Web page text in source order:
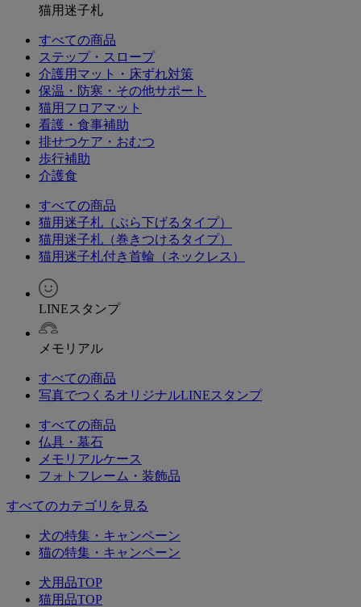
猫用迷子札
すべての商品
ステップ・スロープ
介護用マット・床ずれ対策
保温・防寒・その他サポート
猫用フロアマット
看護・食事補助
排せつケア・おむつ
歩行補助
介護食
すべての商品
猫用迷子札（ぶら下げるタイプ）
猫用迷子札（巻きつけるタイプ）
猫用迷子札付き首輪（ネックレス）
LINEスタンプ
メモリアル
すべての商品
写真でつくるオリジナルLINEスタンプ
すべての商品
仏具・墓石
メモリアルケース
フォトフレーム・装飾品
すべてのカテゴリを見る
犬の特集・キャンペーン
猫の特集・キャンペーン
犬用品TOP
猫用品TOP